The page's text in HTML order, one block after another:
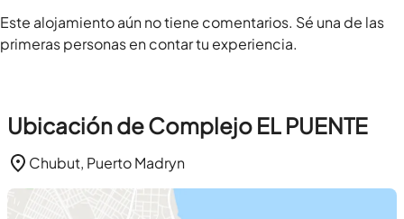
Este alojamiento aún no tiene comentarios. Sé una de las
primeras personas en contar tu experiencia.
Ubicación de Complejo EL PUENTE
Chubut, Puerto Madryn